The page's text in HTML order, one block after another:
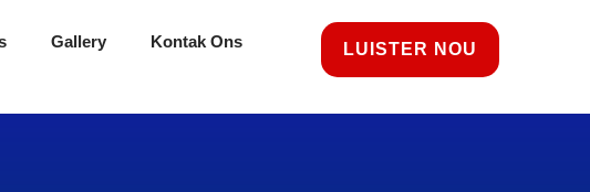
Gallery Kontak Ons LUISTER NOU